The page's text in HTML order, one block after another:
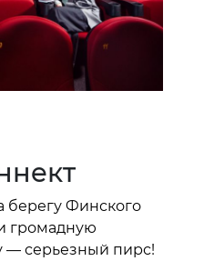
берегу Финского
громадную
— серьезный пирс!